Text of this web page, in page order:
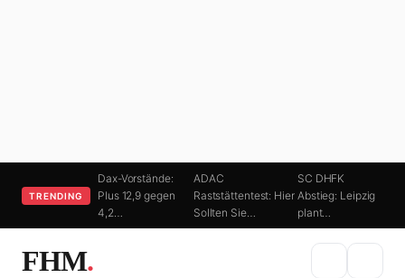
TRENDING
Dax-Vorstände:
Plus 12,9 gegen
4,2…
ADAC
Raststättentest: Hier
Sollten Sie…
SC DHFK
Abstieg: Leipzig
plant…
FHM.